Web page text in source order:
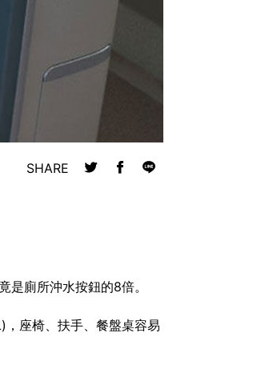
SHARE
廁所沖水按鈕的8倍。
座椅、扶手、餐盤桌容易